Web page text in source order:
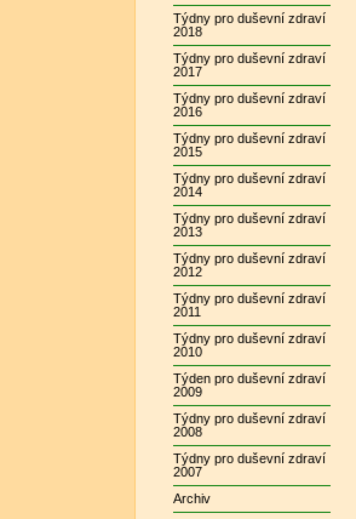
Týdny pro duševní zdraví
2018
Týdny pro duševní zdraví
2017
Týdny pro duševní zdraví
2016
Týdny pro duševní zdraví
2015
Týdny pro duševní zdraví
2014
Týdny pro duševní zdraví
2013
Týdny pro duševní zdraví
2012
Týdny pro duševní zdraví
2011
Týdny pro duševní zdraví
2010
Týden pro duševní zdraví
2009
Týdny pro duševní zdraví
2008
Týdny pro duševní zdraví
2007
Archiv